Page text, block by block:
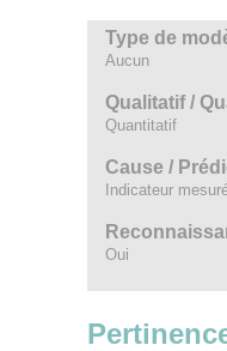
Type de
Aucun
Qualitatif /
Quantitatif
Cause /
Indicateur
Oui